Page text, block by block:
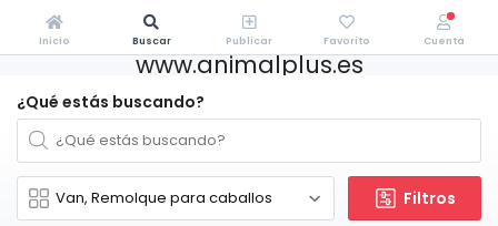
www.animalplus.es
¿Qué estás buscando?
Filtros
Inicio Buscar Publicar Favorito Cuenta